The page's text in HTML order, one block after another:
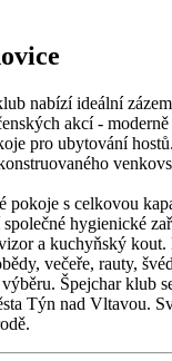
nabízí ideální
akcí -
pro ubytování
pokoje s celkovou
hygienické
a kuchyňský kout.
večeře, rauty,
Špejchar klub
Týn nad Vltavou.